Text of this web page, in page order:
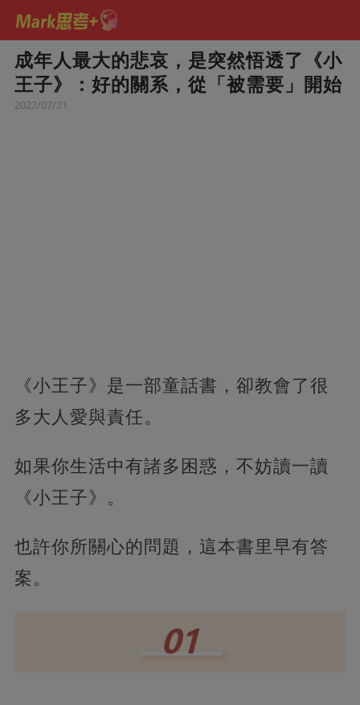
成年人最大的悲哀，是突然悟透了《小
王子》：好的關系，從「被需要」開始
2022/07/21
《小王子》是一部童話書，卻教會了很
多大人愛與責任。
如果你生活中有諸多困惑，不妨讀一讀
《小王子》。
也許你所關心的問題，這本書里早有答
案。